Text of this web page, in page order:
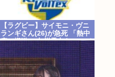
【ラグビー】サイモニ・ヴニ
ランギさん(26)が急死 「熱中
症で搬送」 九州電力キューデ
ンヴォルテクスで練習中